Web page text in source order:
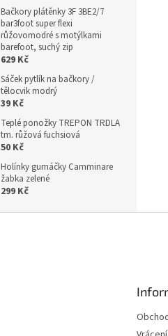
Bačkory plátěnky 3F 3BE2/7
bar3foot super flexi
růžovomodré s motýlkami
barefoot, suchý zip
629 Kč
Sáček pytlík na bačkory /
tělocvik modrý
39 Kč
Teplé ponožky TREPON TRDLA
tm. růžová fuchsiová
50 Kč
Holínky gumáčky Camminare
žabka zelené
299 Kč